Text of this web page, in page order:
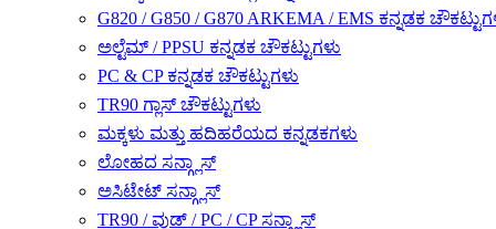
G820 / G850 / G870 ARKEMA / EMS ಕನ್ನಡಕ
ಅಲ್ಟೆಮ್ / PPSU ಕನ್ನಡಕ ಚೌಕಟ್ಟುಗಳು
PC & CP ಕನ್ನಡಕ ಚೌಕಟ್ಟುಗಳು
TR90 ಗ್ಲಾಸ್ ಚೌಕಟ್ಟುಗಳು
ಮಕ್ಕಳು ಮತ್ತು ಹದಿಹರೆಯದ ಕನ್ನಡಕಗಳು
ಲೋಹದ ಸನ್ಗ್ಲಾಸ್
ಅಸಿಟೇಟ್ ಸನ್ಗ್ಲಾಸ್
TR90 / ವುಡ್ / PC / CP ಸನ್ಗ್ಲಾಸ್